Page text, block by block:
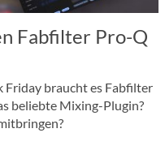
Fabfilter Pro-Q
Friday braucht es Fabfilter
beliebte Mixing-Plugin?